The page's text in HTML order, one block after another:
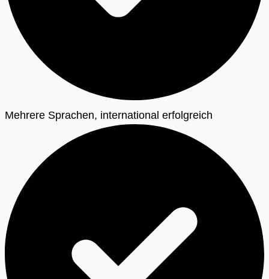
Mehrere Sprachen, international erfolgreich